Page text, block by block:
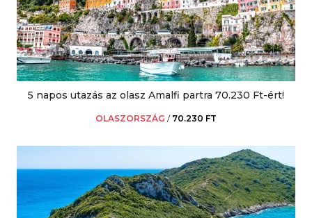
5 napos utazás az olasz Amalfi partra 70.230 Ft-ért!
OLASZORSZÁG / 70.230 FT